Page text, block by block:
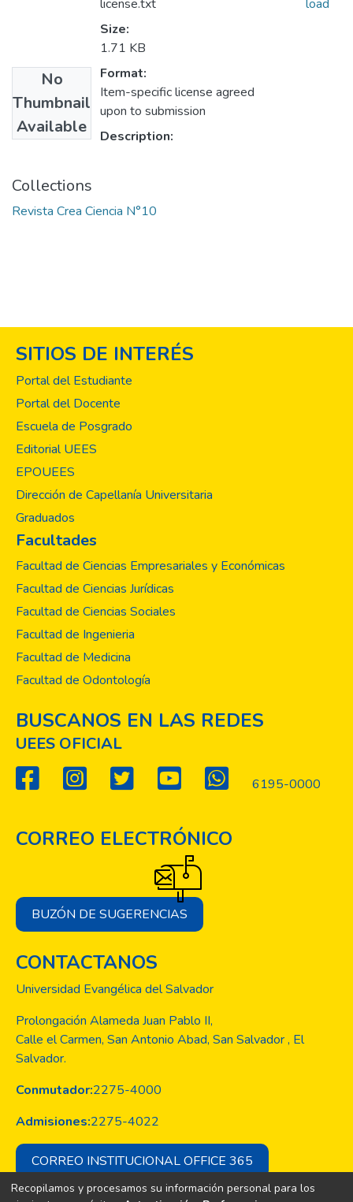
No
Thumbnail
Available
license.txt
Size:
1.71 KB
Format:
Item-specific license agreed
upon to submission
Description:
load
Collections
Revista Crea Ciencia N°10
SITIOS DE INTERÉS
Portal del Estudiante
Portal del Docente
Escuela de Posgrado
Editorial UEES
EPOUEES
Dirección de Capellanía Universitaria
Graduados
Facultades
Facultad de Ciencias Empresariales y Económicas
Facultad de Ciencias Jurídicas
Facultad de Ciencias Sociales
Facultad de Ingenieria
Facultad de Medicina
Facultad de Odontología
BUSCANOS EN LAS REDES
UEES OFICIAL
6195-0000
CORREO ELECTRÓNICO
BUZÓN DE SUGERENCIAS
CONTACTANOS
Universidad Evangélica del Salvador
Prolongación Alameda Juan Pablo II,
Calle el Carmen, San Antonio Abad, San Salvador , El
Salvador.
Conmutador:2275-4000
Admisiones:2275-4022
CORREO INSTITUCIONAL OFFICE 365
Recopilamos y procesamos su información personal para los